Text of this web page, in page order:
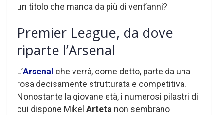
un titolo che manca da più di vent’anni?
Premier League, da dove
riparte l’Arsenal
L’Arsenal che verrà, come detto, parte da una
rosa decisamente strutturata e competitiva.
Nonostante la giovane età, i numerosi pilastri di
cui dispone Mikel Arteta non sembrano